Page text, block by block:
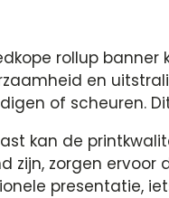
rollup
en
of scheuren.
kan de
zijn, zorgen
presentatie,